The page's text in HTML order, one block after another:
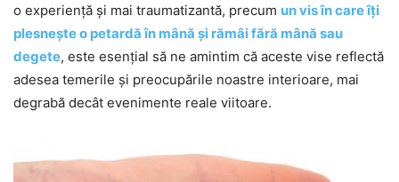
o experiență și mai traumatizantă, precum un vis în care îți
plesnește o petardă în mână și rămâi fără mână sau
degete, este esențial să ne amintim că aceste vise reflectă
adesea temerile și preocupările noastre interioare, mai
degrabă decât evenimente reale viitoare.